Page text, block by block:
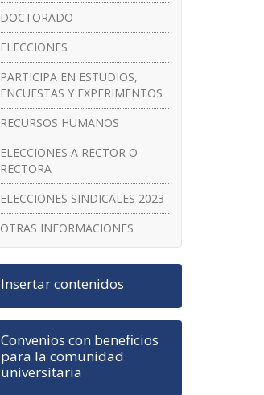
DOCTORADO
ELECCIONES
PARTICIPA EN ESTUDIOS,
ENCUESTAS Y EXPERIMENTOS
RECURSOS HUMANOS
ELECCIONES A RECTOR O
RECTORA
ELECCIONES SINDICALES 2023
OTRAS INFORMACIONES
Insertar contenidos
Convenios con beneficios
para la comunidad
universitaria